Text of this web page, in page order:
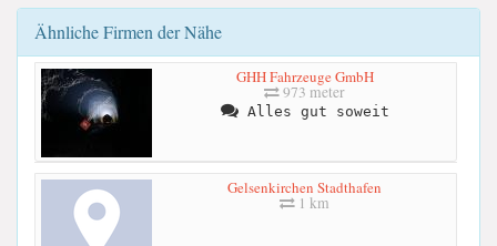
Ähnliche Firmen der Nähe
GHH Fahrzeuge GmbH
973 meter
Alles gut soweit
Gelsenkirchen Stadthafen
1 km